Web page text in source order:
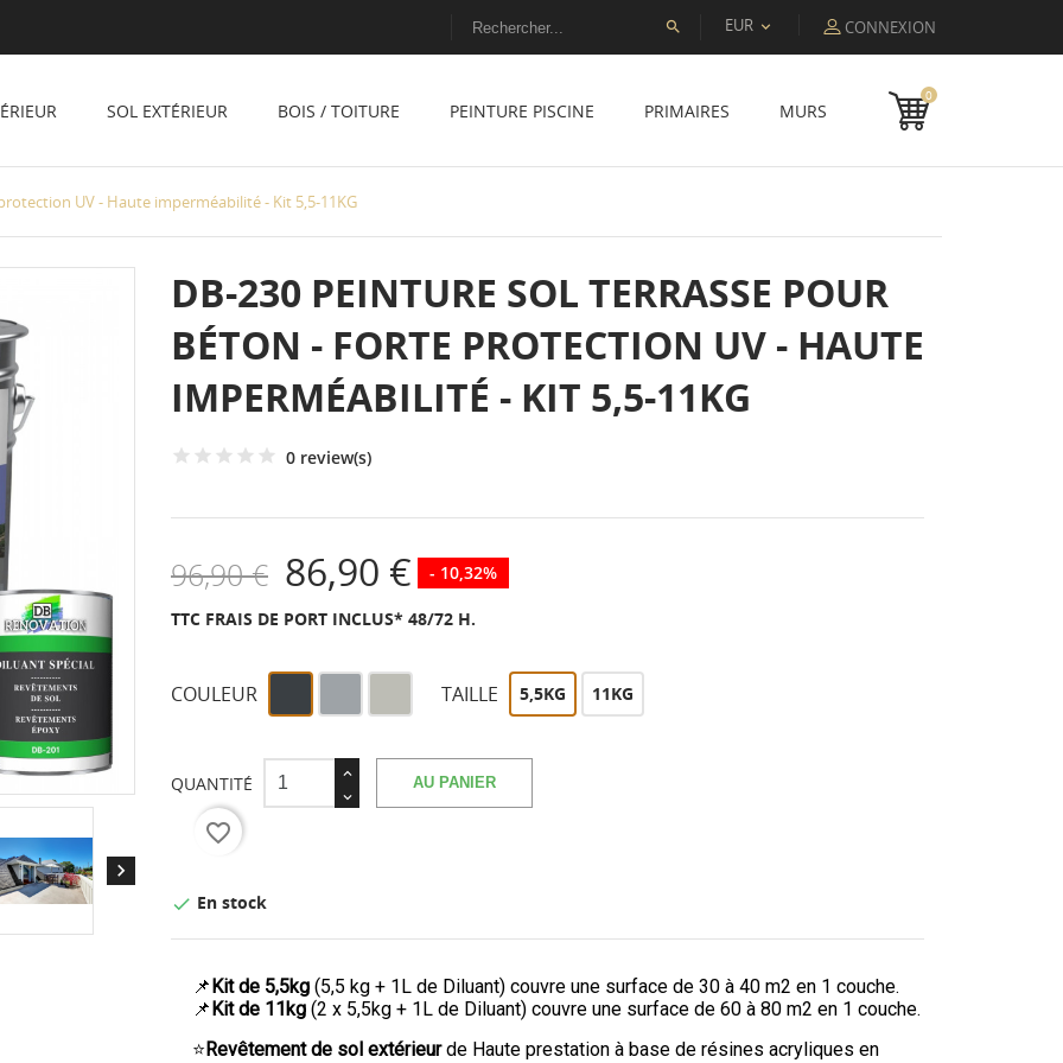
 EUR  CONNEXION
SOL EXTÉRIEUR BOIS / TOITURE PEINTURE PISCINE PRIMAIRES MURS
0
UV - Haute imperméabilité - Kit 5,5-11KG

DB-230 PEINTURE SOL TERRASSE POUR
BÉTON - FORTE PROTECTION UV - HAUTE
IMPERMÉABILITÉ - KIT 5,5-11KG
0 review(s)
96,90 € 86,90 € - 10,32%
TTC FRAIS DE PORT INCLUS* 48/72 H.
COULEUR
anthracite
7016
7040
TAILLE 5,5KG 11KG
QUANTITÉ AU PANIER
favorite_border
 En stock
📌 Kit de 5,5kg (5,5 kg + 1L de Diluant) couvre une surface de 30 à 40 m2 en 1 couche.
📌 Kit de 11kg (2 x 5,5kg + 1L de Diluant) couvre une surface de 60 à 80 m2 en 1 couche.
⭐ Revêtement de sol extérieurde Haute prestation à base de résines acryliques en